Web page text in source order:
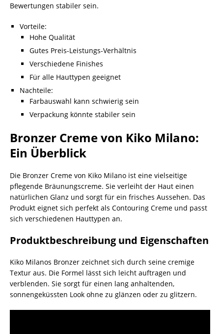
Bewertungen stabiler sein.
Vorteile:
Hohe Qualität
Gutes Preis-Leistungs-Verhältnis
Verschiedene Finishes
Für alle Hauttypen geeignet
Nachteile:
Farbauswahl kann schwierig sein
Verpackung könnte stabiler sein
Bronzer Creme von Kiko Milano:
Ein Überblick
Die Bronzer Creme von Kiko Milano ist eine vielseitige
pflegende Bräunungscreme. Sie verleiht der Haut einen
natürlichen Glanz und sorgt für ein frisches Aussehen. Das
Produkt eignet sich perfekt als Contouring Creme und passt
sich verschiedenen Hauttypen an.
Produktbeschreibung und Eigenschaften
Kiko Milanos Bronzer zeichnet sich durch seine cremige
Textur aus. Die Formel lässt sich leicht auftragen und
verblenden. Sie sorgt für einen lang anhaltenden,
sonnengeküssten Look ohne zu glänzen oder zu glitzern.